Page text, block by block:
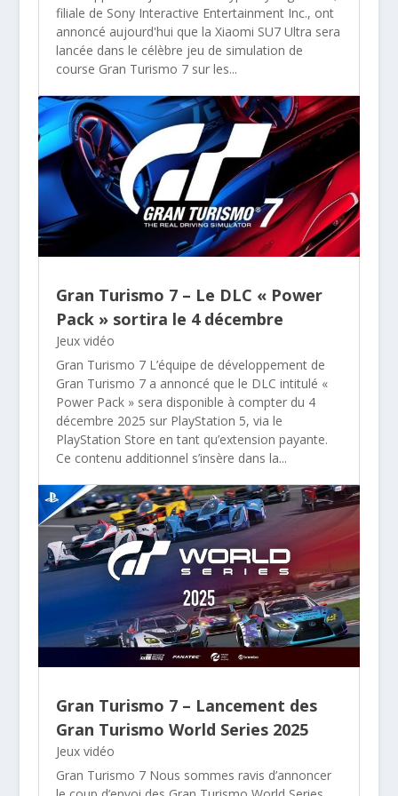
filiale de Sony Interactive Entertainment Inc., ont
annoncé aujourd'hui que la Xiaomi SU7 Ultra sera
lancée dans le célèbre jeu de simulation de
course Gran Turismo 7 sur les...
Gran Turismo 7 – Le DLC « Power
Pack » sortira le 4 décembre
Jeux vidéo
Gran Turismo 7 L’équipe de développement de
Gran Turismo 7 a annoncé que le DLC intitulé «
Power Pack » sera disponible à compter du 4
décembre 2025 sur PlayStation 5, via le
PlayStation Store en tant qu’extension payante.
Ce contenu additionnel s’insère dans la...
Gran Turismo 7 – Lancement des
Gran Turismo World Series 2025
Jeux vidéo
Gran Turismo 7 Nous sommes ravis d’annoncer